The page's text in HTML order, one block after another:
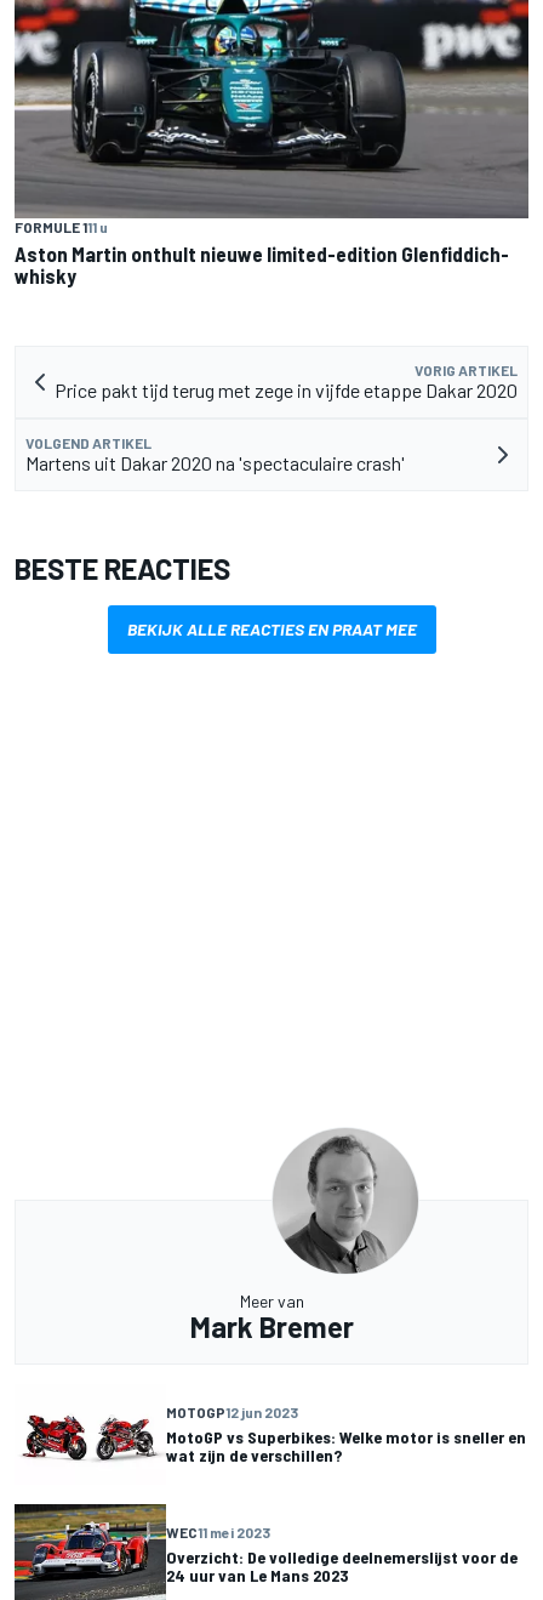
FORMULE 111 u
Aston Martin onthult nieuwe limited-edition Glenfiddich-
whisky
VORIG ARTIKEL
Price pakt tijd terug met zege in vijfde etappe Dakar 2020
VOLGEND ARTIKEL
Martens uit Dakar 2020 na 'spectaculaire crash'
BESTE REACTIES
BEKIJK ALLE REACTIES EN PRAAT MEE
Meer van
Mark Bremer
MOTOGP12 jun 2023
MotoGP vs Superbikes: Welke motor is sneller en
wat zijn de verschillen?
WEC11 mei 2023
Overzicht: De volledige deelnemerslijst voor de
24 uur van Le Mans 2023